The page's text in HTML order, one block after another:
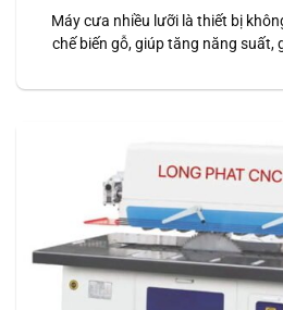
Máy cưa nhiều lưỡi là thiết bị
chế biến gỗ, giúp tăng năng suất,
cung cấp Máy cưa nhiều lưỡi chất